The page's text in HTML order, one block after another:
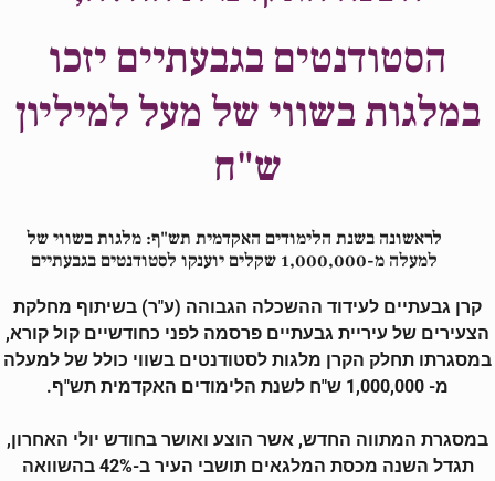
הסטודנטים בגבעתיים יזכו
במלגות בשווי של מעל למיליון
ש"ח
לראשונה בשנת הלימודים האקדמית תש"ף: מלגות בשווי של
למעלה מ-1,000,000 שקלים יוענקו לסטודנטים בגבעתיים
קרן גבעתיים לעידוד ההשכלה הגבוהה (ע"ר) בשיתוף מחלקת
הצעירים של עיריית גבעתיים פרסמה לפני כחודשיים קול קורא,
במסגרתו תחלק הקרן מלגות לסטודנטים בשווי כולל של למעלה
מ- 1,000,000 ש"ח לשנת הלימודים האקדמית תש"ף.
במסגרת המתווה החדש, אשר הוצע ואושר בחודש יולי האחרון,
תגדל השנה מכסת המלגאים תושבי העיר ב-42% בהשוואה